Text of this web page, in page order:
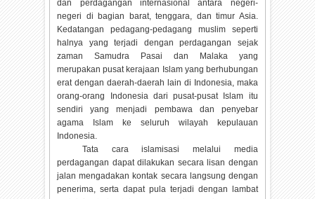
dan perdagangan internasional antara negeri-
negeri di bagian barat, tenggara, dan timur Asia.
Kedatangan pedagang-pedagang muslim seperti
halnya yang terjadi dengan perdagangan sejak
zaman Samudra Pasai dan Malaka yang
merupakan pusat kerajaan Islam yang berhubungan
erat dengan daerah-daerah lain di Indonesia, maka
orang-orang Indonesia dari pusat-pusat Islam itu
sendiri yang menjadi pembawa dan penyebar
agama Islam ke seluruh wilayah kepulauan
Indonesia.
Tata cara islamisasi melalui media
perdagangan dapat dilakukan secara lisan dengan
jalan mengadakan kontak secara langsung dengan
penerima, serta dapat pula terjadi dengan lambat